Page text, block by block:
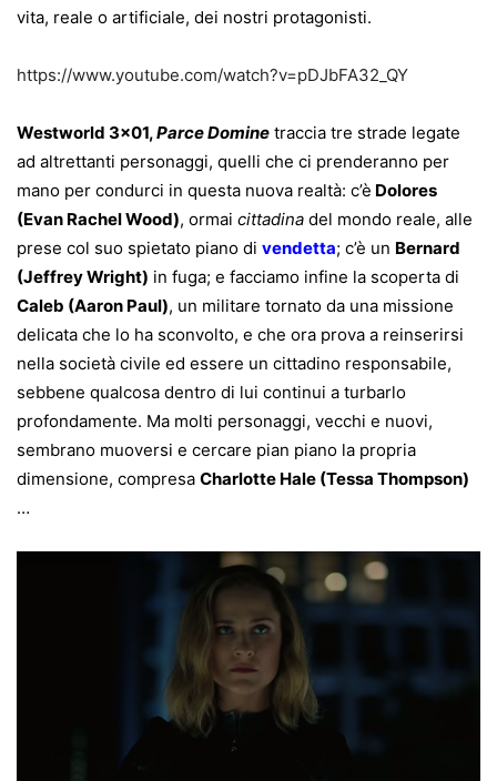
vita, reale o artificiale, dei nostri protagonisti.
https://www.youtube.com/watch?v=pDJbFA32_QY
Westworld 3×01,Parce Domine traccia tre strade legate
ad altrettanti personaggi, quelli che ci prenderanno per
mano per condurci in questa nuova realtà: c’è Dolores
(Evan Rachel Wood), ormai cittadina del mondo reale, alle
prese col suo spietato piano di vendetta; c’è un Bernard
(Jeffrey Wright) in fuga; e facciamo infine la scoperta di
Caleb (Aaron Paul), un militare tornato da una missione
delicata che lo ha sconvolto, e che ora prova a reinserirsi
nella società civile ed essere un cittadino responsabile,
sebbene qualcosa dentro di lui continui a turbarlo
profondamente. Ma molti personaggi, vecchi e nuovi,
sembrano muoversi e cercare pian piano la propria
dimensione, compresa Charlotte Hale (Tessa Thompson)
…